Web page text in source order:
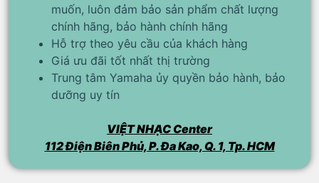
muốn, luôn đảm bảo sản phẩm chất lượng
chính hãng, bảo hành chính hãng
Hỗ trợ theo yêu cầu của khách hàng
Giá ưu đãi tốt nhất thị trường
Trung tâm Yamaha ủy quyền bảo hành, bảo
dưỡng uy tín
VIỆT NHẠC Center
112 Điện Biên Phủ, P. Đa Kao, Q. 1, Tp. HCM